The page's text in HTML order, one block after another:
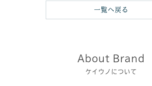
一覧へ戻る
About Brand
ケイウノについて